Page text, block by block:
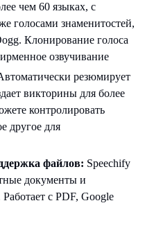
чем 60 языках, с
голосами знаменитостей,
Клонирование голоса
озвучивание
резюмирует
викторины для более
контролировать
другое для
файлов: Speechify
документы и
с PDF, Google